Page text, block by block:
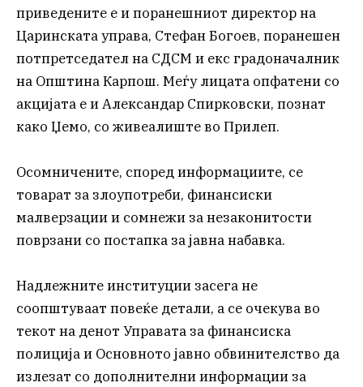
приведените е и поранешниот директор на
Царинската управа, Стефан Богоев, поранешен
потпретседател на СДСМ и екс градоначалник
на Општина Карпош. Меѓу лицата опфатени со
акцијата е и Александар Спирковски, познат
како Џемо, со живеалиште во Прилеп.
Осомничените, според информациите, се
товарат за злоупотреби, финансиски
малверзации и сомнежи за незаконитости
поврзани со постапка за јавна набавка.
Надлежните институции засега не
соопштуваат повеќе детали, а се очекува во
текот на денот Управата за финансиска
полиција и Основното јавно обвинителство да
излезат со дополнителни информации за